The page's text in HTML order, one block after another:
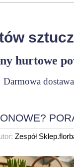
hurtowe
Darmowa
Zespół